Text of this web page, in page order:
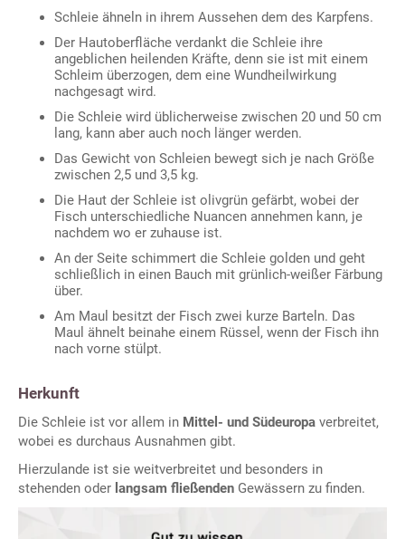
Schleie ähneln in ihrem Aussehen dem des Karpfens.
Der Hautoberfläche verdankt die Schleie ihre
angeblichen heilenden Kräfte, denn sie ist mit einem
Schleim überzogen, dem eine Wundheilwirkung
nachgesagt wird.
Die Schleie wird üblicherweise zwischen 20 und 50 cm
lang, kann aber auch noch länger werden.
Das Gewicht von Schleien bewegt sich je nach Größe
zwischen 2,5 und 3,5 kg.
Die Haut der Schleie ist olivgrün gefärbt, wobei der
Fisch unterschiedliche Nuancen annehmen kann, je
nachdem wo er zuhause ist.
An der Seite schimmert die Schleie golden und geht
schließlich in einen Bauch mit grünlich-weißer Färbung
über.
Am Maul besitzt der Fisch zwei kurze Barteln. Das
Maul ähnelt beinahe einem Rüssel, wenn der Fisch ihn
nach vorne stülpt.
Herkunft
Die Schleie ist vor allem in Mittel- und Südeuropa verbreitet,
wobei es durchaus Ausnahmen gibt.
Hierzulande ist sie weitverbreitet und besonders in
stehenden oder langsam fließenden Gewässern zu finden.